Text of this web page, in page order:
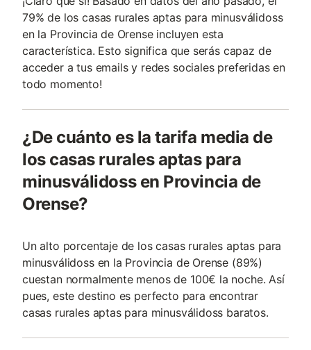
79% de los casas rurales aptas para minusválidoss
en la Provincia de Orense incluyen esta
característica. Esto significa que serás capaz de
acceder a tus emails y redes sociales preferidas en
todo momento!
¿De cuánto es la tarifa media de
los casas rurales aptas para
minusválidoss en Provincia de
Orense?
Un alto porcentaje de los casas rurales aptas para
minusválidoss en la Provincia de Orense (89%)
cuestan normalmente menos de 100€ la noche. Así
pues, este destino es perfecto para encontrar
casas rurales aptas para minusválidoss baratos.